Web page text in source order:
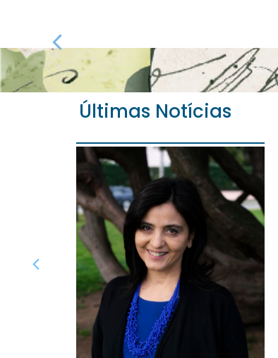
Últimas Notícias
EM RETROSPETIVA_ 3.ª Semana de
Museologia
EM RETROSPETIVA MESA-REDONDA |
WORKSHOP | VISITAS | OFICINAS |
EXPOSIÇÕES 18-22 maio 2026, Porto e
Matosinhos 3.ª Semana de ...
Ver mais ...